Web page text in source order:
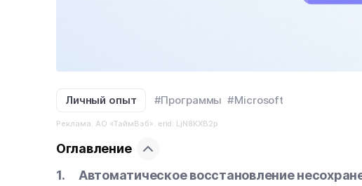
Личный опыт #Программы #Microsoft
Реклама. АО «ТаймВэб». erid: LjN8KXB2p
Оглавление
Автоматическое восстановление